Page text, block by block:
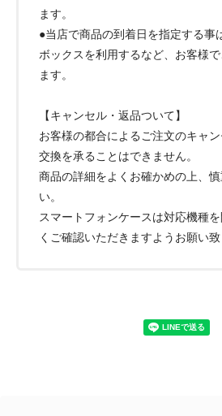
ます。
●当店で商品の到着日を指定する事
ボックスを利用するなど、お客様
ます。
【キャンセル・返品ついて】
お客様の都合によるご注文のキャ
交換を承ることはできません。
商品の詳細をよくお確かめの上、
い。
スマートフォンケースは対応機種
くご確認いただきますようお願い致